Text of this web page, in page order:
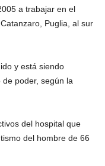
a trabajar en el
Puglia, al sur
y está siendo
poder, según la
del hospital que
del hombre de 66